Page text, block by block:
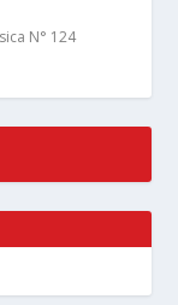
N° 124